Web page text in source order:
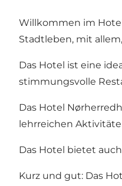
Willkommen im
Stadtleben, mit
Das Hotel ist eine
stimmungsvolle
Das Hotel
lehrreichen
Das Hotel bietet
Kurz und gut: Das